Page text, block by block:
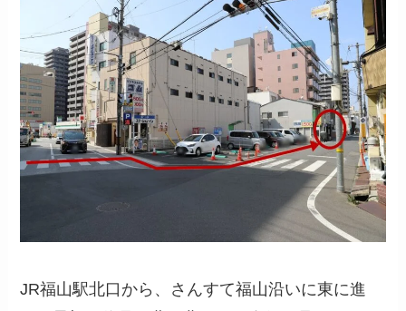
JR福山駅北口から、さんすて福山沿いに東に進